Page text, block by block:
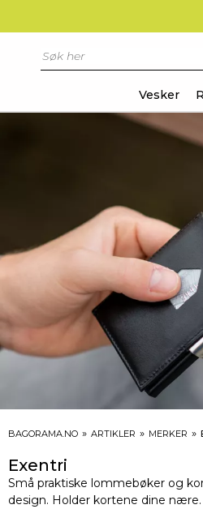
Vesker
BAGORAMA.NO » ARTIKLER » MERKER »
Exentri
Små praktiske lommebøker og
design. Holder kortene dine nære.